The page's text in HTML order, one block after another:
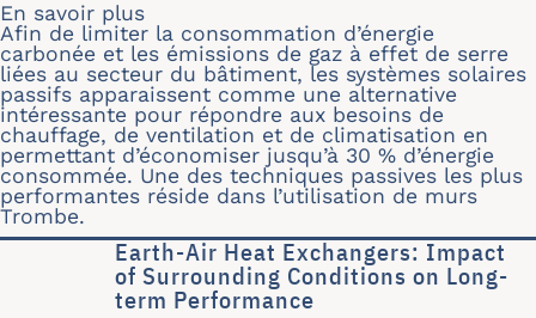
En savoir plus
Afin de limiter la consommation d’énergie
carbonée et les émissions de gaz à effet de serre
liées au secteur du bâtiment, les systèmes solaires
passifs apparaissent comme une alternative
intéressante pour répondre aux besoins de
chauffage, de ventilation et de climatisation en
permettant d’économiser jusqu’à 30 % d’énergie
consommée. Une des techniques passives les plus
performantes réside dans l’utilisation de murs
Trombe.
Earth-Air Heat Exchangers: Impact
of Surrounding Conditions on Long-
term Performance